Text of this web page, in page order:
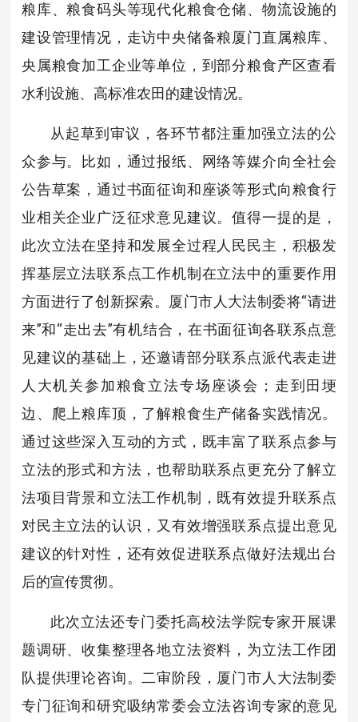
粮库、粮食码头等现代化粮食仓储、物流设施的
建设管理情况，走访中央储备粮厦门直属粮库、
央属粮食加工企业等单位，到部分粮食产区查看
水利设施、高标准农田的建设情况。
从起草到审议，各环节都注重加强立法的公
众参与。比如，通过报纸、网络等媒介向全社会
公告草案，通过书面征询和座谈等形式向粮食行
业相关企业广泛征求意见建议。值得一提的是，
此次立法在坚持和发展全过程人民民主，积极发
挥基层立法联系点工作机制在立法中的重要作用
方面进行了创新探索。厦门市人大法制委将“请进
来”和“走出去”有机结合，在书面征询各联系点意
见建议的基础上，还邀请部分联系点派代表走进
人大机关参加粮食立法专场座谈会；走到田埂
边、爬上粮库顶，了解粮食生产储备实践情况。
通过这些深入互动的方式，既丰富了联系点参与
立法的形式和方法，也帮助联系点更充分了解立
法项目背景和立法工作机制，既有效提升联系点
对民主立法的认识，又有效增强联系点提出意见
建议的针对性，还有效促进联系点做好法规出台
后的宣传贯彻。
此次立法还专门委托高校法学院专家开展课
题调研、收集整理各地立法资料，为立法工作团
队提供理论咨询。二审阶段，厦门市人大法制委
专门征询和研究吸纳常委会立法咨询专家的意见